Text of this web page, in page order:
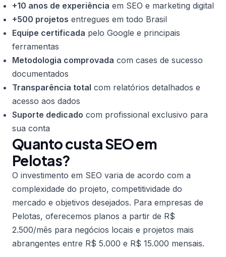
+10 anos de experiência em SEO e marketing digital
+500 projetos entregues em todo Brasil
Equipe certificada pelo Google e principais
ferramentas
Metodologia comprovada com cases de sucesso
documentados
Transparência total com relatórios detalhados e
acesso aos dados
Suporte dedicado com profissional exclusivo para
sua conta
Quanto custa SEO em
Pelotas?
O investimento em SEO varia de acordo com a
complexidade do projeto, competitividade do
mercado e objetivos desejados. Para empresas de
Pelotas, oferecemos planos a partir de R$
2.500/mês para negócios locais e projetos mais
abrangentes entre R$ 5.000 e R$ 15.000 mensais.